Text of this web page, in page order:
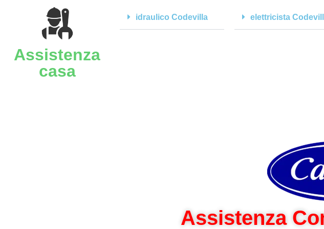
Assistenza
casa
idraulico Codevilla elettricista
Assistenza